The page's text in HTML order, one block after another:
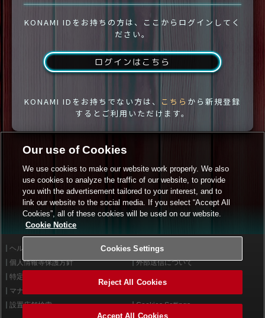
KONAMI IDをお持ちの方は、ここからログインしてく
ださい。
ログインはこちら
KONAMI IDをお持ちでない方は、 こちら から新規登録
するとご利用いただけます。
ヘルプ
利用規約
個人情報等保護方針
外部送信について
特定商取引法に基づく表示
マナー＆ルール
設置店舗検索
Cookies Settings
Our use of Cookies
We use cookies to make our website work properly. We also
use cookies to analyze the traffic of our website, to provide
you with the advertisement tailored to your interest, and to
link our website to the social media. If you select “Accept All
Cookies”, all of these cookies will be used on our website.
Cookie Notice
Cookies Settings
Reject All Cookies
Accept All Cookies